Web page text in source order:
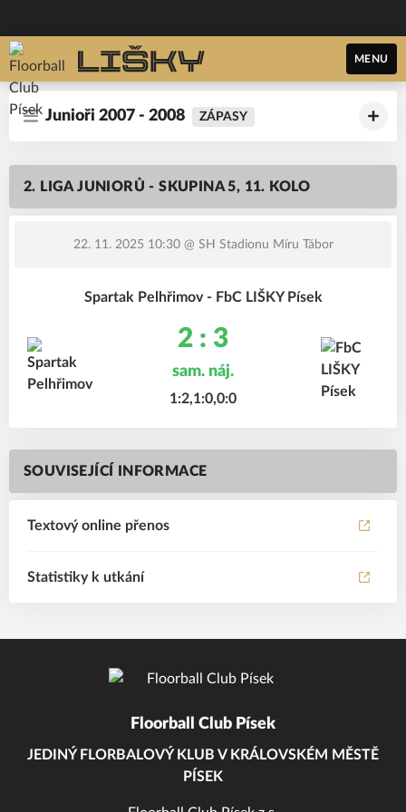
MENU
Junioři 2007 - 2008 ZÁPASY
2. LIGA JUNIORŮ - SKUPINA 5, 11. KOLO
22. 11. 2025 10:30@ SH Stadionu Míru Tábor
Spartak Pelhřimov - FbC LIŠKY Písek
2 : 3
sam. náj.
1:2,1:0,0:0
SOUVISEJÍCÍ INFORMACE
Textový online přenos
Statistiky k utkání
Floorball Club Písek
JEDINÝ FLORBALOVÝ KLUB V KRÁLOVSKÉM MĚSTĚ
PÍSEK